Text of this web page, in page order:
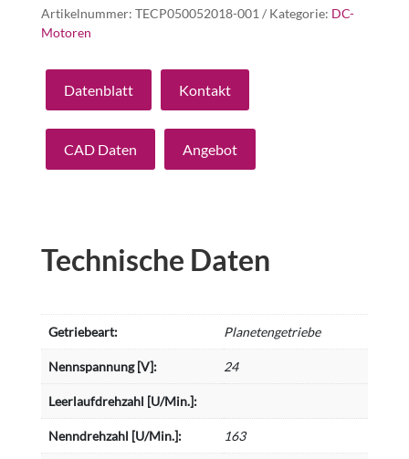
Artikelnummer: TECP050052018-001 Kategorie: DC-
Motoren
Datenblatt Kontakt
CAD Daten Angebot
Technische Daten
Getriebeart: Planetengetriebe
Nennspannung [V]: 24
Leerlaufdrehzahl [U/Min.]:
Nenndrehzahl [U/Min.]: 163